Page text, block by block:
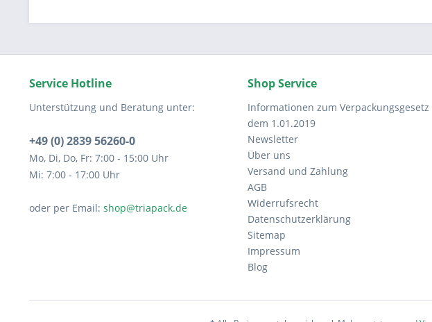
Service Hotline
Unterstützung und Beratung unter:
+49 (0) 2839 56260-0
Mo, Di, Do, Fr: 7:00 - 15:00 Uhr
Mi: 7:00 - 17:00 Uhr
oder per Email: shop@triapack.de
Shop Service
Informationen zum Verpackungsgesetz
dem 1.01.2019
Newsletter
Über uns
Versand und Zahlung
AGB
Widerrufsrecht
Datenschutzerklärung
Sitemap
Impressum
Blog